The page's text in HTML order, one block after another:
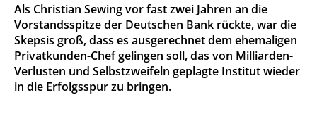
Als Christian Sewing vor fast zwei Jahren an die
Vorstandsspitze der Deutschen Bank rückte, war die
Skepsis groß, dass es ausgerechnet dem ehemaligen
Privatkunden-Chef gelingen soll, das von Milliarden-
Verlusten und Selbstzweifeln geplagte Institut wieder
in die Erfolgsspur zu bringen.